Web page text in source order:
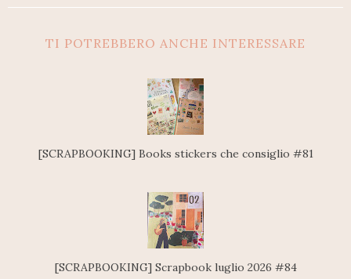
TI POTREBBERO ANCHE INTERESSARE
[SCRAPBOOKING] Books stickers che consiglio #81
[SCRAPBOOKING] Scrapbook luglio 2026 #84